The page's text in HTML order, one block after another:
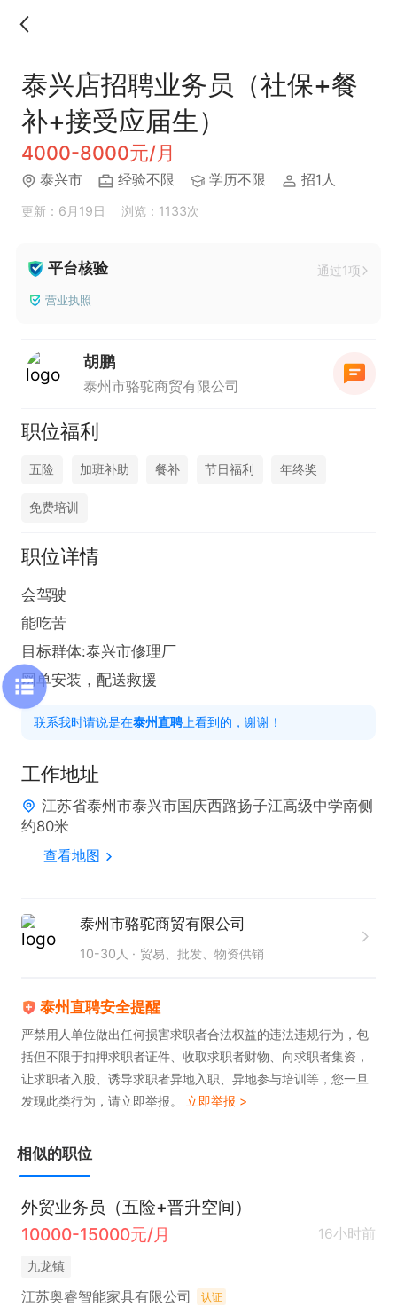
泰兴店招聘业务员（社保+餐
补+接受应届生）
4000-8000元/月
泰兴市 经验不限 学历不限 招1人
更新：6月19日 浏览：1133次
平台核验 通过1项
营业执照
胡鹏
泰州市骆驼商贸有限公司
职位福利
五险 加班补助 餐补 节日福利 年终奖
免费培训
职位详情
会驾驶
能吃苦
目标群体:泰兴市修理厂
网单安装，配送救援
联系我时请说是在泰州直聘 上看到的，谢谢！
工作地址
江苏省泰州市泰兴市国庆西路扬子江高级中学南侧
约80米
查看地图
泰州市骆驼商贸有限公司
10-30人 贸易、批发、物资供销
泰州直聘安全提醒
严禁用人单位做出任何损害求职者合法权益的违法违规行为，包
括但不限于扣押求职者证件、收取求职者财物、向求职者集资，
让求职者入股、诱导求职者异地入职、异地参与培训等，您一旦
发现此类行为，请立即举报。 立即举报 >
相似的职位
外贸业务员（五险+晋升空间）
10000-15000元/月
16小时前
九龙镇
江苏奥睿智能家具有限公司 认证